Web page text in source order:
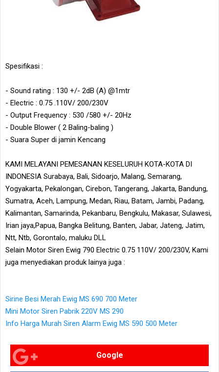
Spesifikasi :
- Sound rating : 130 +/- 2dB (A) @1mtr
- Electric : 0.75 .110V/ 200/230V
- Output Frequency : 530 /580 +/- 20Hz
- Double Blower ( 2 Baling-baling )
- Suara Super di jamin Kencang
KAMI MELAYANI PEMESANAN KESELURUH KOTA-KOTA DI
INDONESIA Surabaya, Bali, Sidoarjo, Malang, Semarang,
Yogyakarta, Pekalongan, Cirebon, Tangerang, Jakarta, Bandung,
Sumatra, Aceh, Lampung, Medan, Riau, Batam, Jambi, Padang,
Kalimantan, Samarinda, Pekanbaru, Bengkulu, Makasar, Sulawesi,
Irian jaya,Papua, Bangka Belitung, Banten, Jabar, Jateng, Jatim,
Ntt, Ntb, Gorontalo, maluku DLL
Selain Motor Siren Ewig 790 Electric 0.75 110V/ 200/230V, Kami
juga menyediakan produk lainya juga :
Sirine Besi Merah Ewig MS 690 700 Meter
Mini Motor Siren Pabrik 220V MS 290
Info Harga Murah Siren Alarm Ewig MS 590 500 Meter
Google